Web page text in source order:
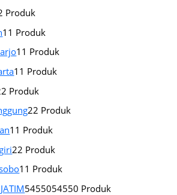
Produk
1 1 Produk
1 1 Produk
1 1 Produk
2 Produk
22 Produk
1 1 Produk
22 Produk
1 1 Produk
5455054550 Produk